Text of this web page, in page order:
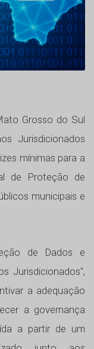
Grosso do Sul
Jurisdicionados
mínimas para a
de Proteção de
municipais e
de Dados e
Jurisdicionados",
a adequação
a governança
a partir de um